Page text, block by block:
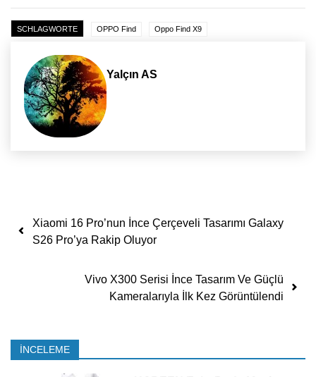
SCHLAGWORTE OPPO Find Oppo Find X9
Yalçın AS
Yazı dolaşımı
Xiaomi 16 Pro’nun İnce Çerçeveli Tasarımı Galaxy
S26 Pro’ya Rakip Oluyor
Vivo X300 Serisi İnce Tasarım Ve Güçlü
Kameralarıyla İlk Kez Görüntülendi
İNCELEME